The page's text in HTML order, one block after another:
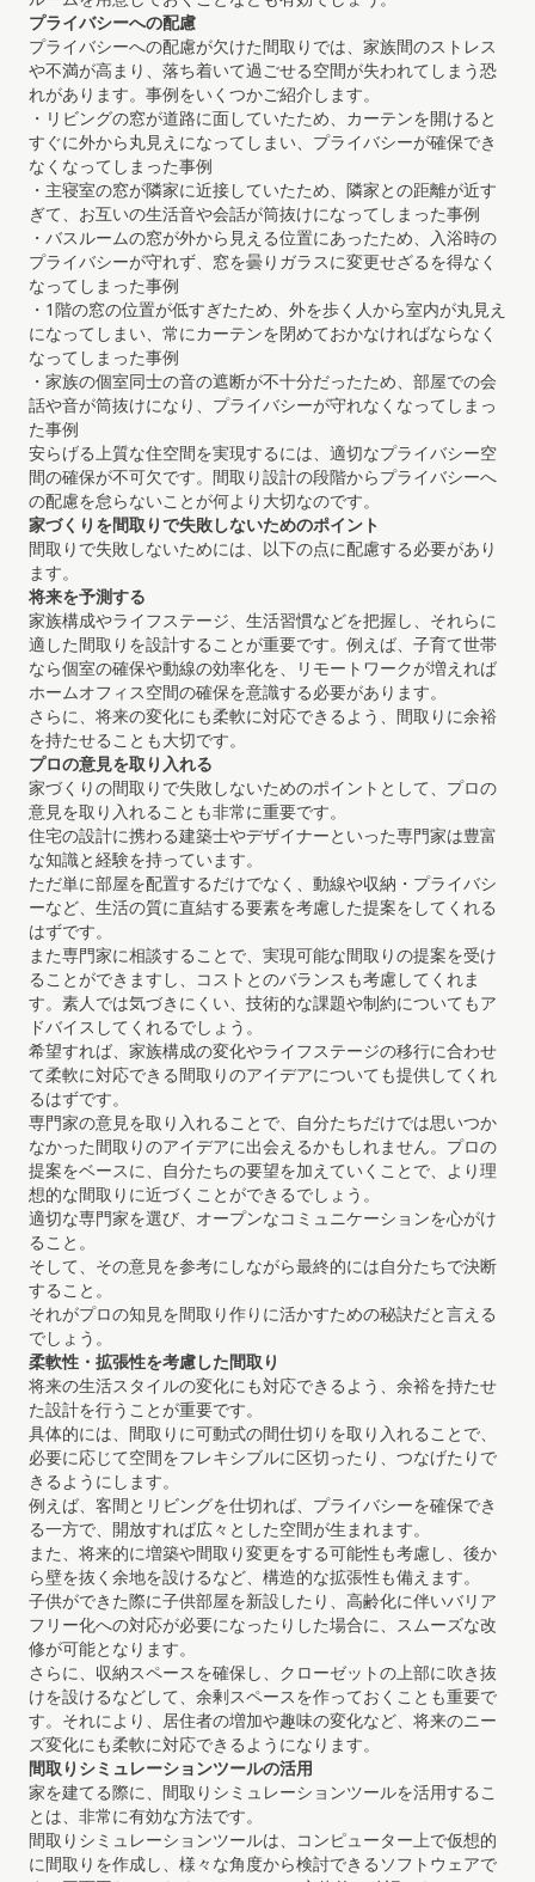
プライバシーへの配慮
プライバシーへの配慮が欠けた間取りでは、家族間のストレス
や不満が高まり、落ち着いて過ごせる空間が失われてしまう恐
れがあります。事例をいくつかご紹介します。
・リビングの窓が道路に面していたため、カーテンを開けると
すぐに外から丸見えになってしまい、プライバシーが確保でき
なくなってしまった事例
・主寝室の窓が隣家に近接していたため、隣家との距離が近す
ぎて、お互いの生活音や会話が筒抜けになってしまった事例
・バスルームの窓が外から見える位置にあったため、入浴時の
プライバシーが守れず、窓を曇りガラスに変更せざるを得なく
なってしまった事例
・1階の窓の位置が低すぎたため、外を歩く人から室内が丸見え
になってしまい、常にカーテンを閉めておかなければならなく
なってしまった事例
・家族の個室同士の音の遮断が不十分だったため、部屋での会
話や音が筒抜けになり、プライバシーが守れなくなってしまっ
た事例
安らげる上質な住空間を実現するには、適切なプライバシー空
間の確保が不可欠です。間取り設計の段階からプライバシーへ
の配慮を怠らないことが何より大切なのです。
家づくりを間取りで失敗しないためのポイント
間取りで失敗しないためには、以下の点に配慮する必要があり
ます。
将来を予測する
家族構成やライフステージ、生活習慣などを把握し、それらに
適した間取りを設計することが重要です。例えば、子育て世帯
なら個室の確保や動線の効率化を、リモートワークが増えれば
ホームオフィス空間の確保を意識する必要があります。
さらに、将来の変化にも柔軟に対応できるよう、間取りに余裕
を持たせることも大切です。
プロの意見を取り入れる
家づくりの間取りで失敗しないためのポイントとして、プロの
意見を取り入れることも非常に重要です。
住宅の設計に携わる建築士やデザイナーといった専門家は豊富
な知識と経験を持っています。
ただ単に部屋を配置するだけでなく、動線や収納・プライバシ
ーなど、生活の質に直結する要素を考慮した提案をしてくれる
はずです。
また専門家に相談することで、実現可能な間取りの提案を受け
ることができますし、コストとのバランスも考慮してくれま
す。素人では気づきにくい、技術的な課題や制約についてもア
ドバイスしてくれるでしょう。
希望すれば、家族構成の変化やライフステージの移行に合わせ
て柔軟に対応できる間取りのアイデアについても提供してくれ
るはずです。
専門家の意見を取り入れることで、自分たちだけでは思いつか
なかった間取りのアイデアに出会えるかもしれません。プロの
提案をベースに、自分たちの要望を加えていくことで、より理
想的な間取りに近づくことができるでしょう。
適切な専門家を選び、オープンなコミュニケーションを心がけ
ること。
そして、その意見を参考にしながら最終的には自分たちで決断
すること。
それがプロの知見を間取り作りに活かすための秘訣だと言える
でしょう。
柔軟性・拡張性を考慮した間取り
将来の生活スタイルの変化にも対応できるよう、余裕を持たせ
た設計を行うことが重要です。
具体的には、間取りに可動式の間仕切りを取り入れることで、
必要に応じて空間をフレキシブルに区切ったり、つなげたりで
きるようにします。
例えば、客間とリビングを仕切れば、プライバシーを確保でき
る一方で、開放すれば広々とした空間が生まれます。
また、将来的に増築や間取り変更をする可能性も考慮し、後か
ら壁を抜く余地を設けるなど、構造的な拡張性も備えます。
子供ができた際に子供部屋を新設したり、高齢化に伴いバリア
フリー化への対応が必要になったりした場合に、スムーズな改
修が可能となります。
さらに、収納スペースを確保し、クローゼットの上部に吹き抜
けを設けるなどして、余剰スペースを作っておくことも重要で
す。それにより、居住者の増加や趣味の変化など、将来のニー
ズ変化にも柔軟に対応できるようになります。
間取りシミュレーションツールの活用
家を建てる際に、間取りシミュレーションツールを活用するこ
とは、非常に有効な方法です。
間取りシミュレーションツールは、コンピューター上で仮想的
に間取りを作成し、様々な角度から検討できるソフトウェアで